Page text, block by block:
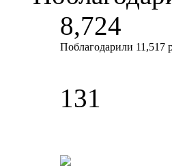
8,724
Поблагодарили 11,517
131